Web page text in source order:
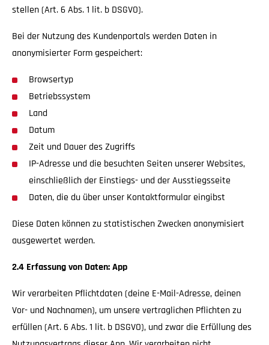
stellen (Art. 6 Abs. 1 lit. b DSGVO).
Bei der Nutzung des Kundenportals werden Daten in
anonymisierter Form gespeichert:
Browsertyp
Betriebssystem
Land
Datum
Zeit und Dauer des Zugriffs
IP-Adresse und die besuchten Seiten unserer Websites,
einschließlich der Einstiegs- und der Ausstiegsseite
Daten, die du über unser Kontaktformular eingibst
Diese Daten können zu statistischen Zwecken anonymisiert
ausgewertet werden.
2.4 Erfassung von Daten: App
Wir verarbeiten Pflichtdaten (deine E-Mail-Adresse, deinen
Vor- und Nachnamen), um unsere vertraglichen Pflichten zu
erfüllen (Art. 6 Abs. 1 lit. b DSGVO), und zwar die Erfüllung des